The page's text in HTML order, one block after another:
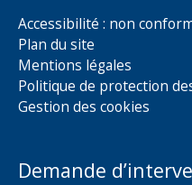
Accessibilité : non
Plan du site
Mentions légales
Politique de protection
Gestion des cookies
Demande